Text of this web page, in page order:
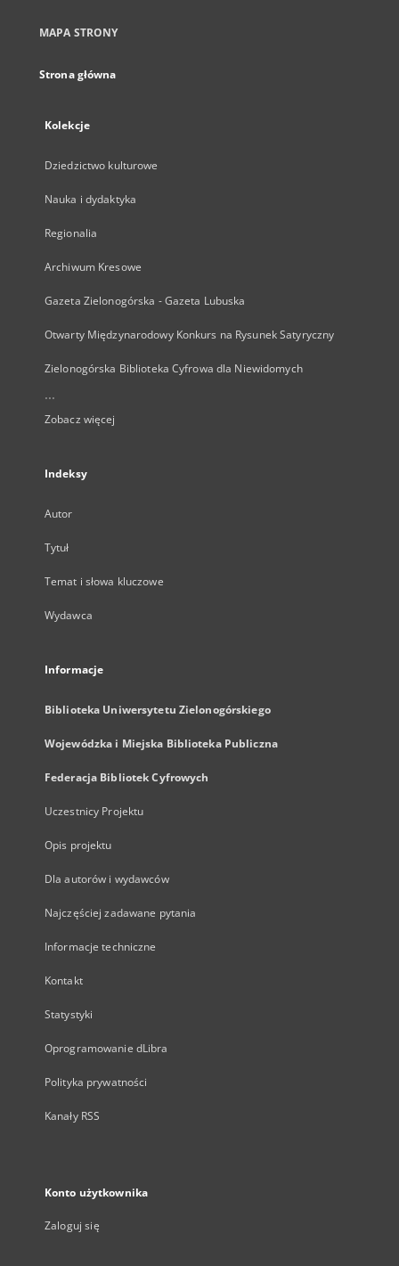
MAPA STRONY
Strona główna
Kolekcje
Dziedzictwo kulturowe
Nauka i dydaktyka
Regionalia
Archiwum Kresowe
Gazeta Zielonogórska - Gazeta Lubuska
Otwarty Międzynarodowy Konkurs na Rysunek Satyryczny
Zielonogórska Biblioteka Cyfrowa dla Niewidomych
...
Zobacz więcej
Indeksy
Autor
Tytuł
Temat i słowa kluczowe
Wydawca
Informacje
Biblioteka Uniwersytetu Zielonogórskiego
Wojewódzka i Miejska Biblioteka Publiczna
Federacja Bibliotek Cyfrowych
Uczestnicy Projektu
Opis projektu
Dla autorów i wydawców
Najczęściej zadawane pytania
Informacje techniczne
Kontakt
Statystyki
Oprogramowanie dLibra
Polityka prywatności
Kanały RSS
Konto użytkownika
Zaloguj się